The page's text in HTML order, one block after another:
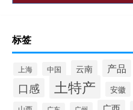
标签
上海 中国 云南 产品
口感 土特产 安徽